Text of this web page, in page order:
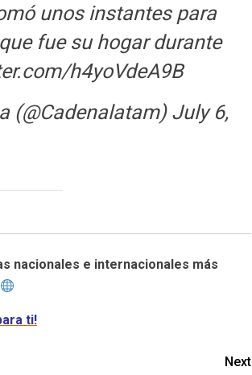
unos instantes para
fue su hogar durante
h4yoVdeA9B
(@Cadenalatam) July 6,
nacionales e internacionales más
ti!
Next